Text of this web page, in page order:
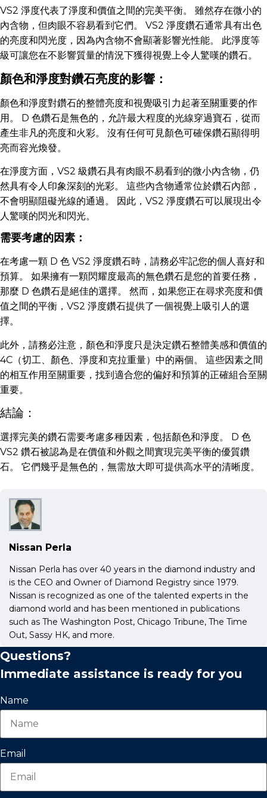
VS2 淨度代表了淨度和價值之間的完美平衡。 雖然存在微小的
內含物，但肉眼不容易看到它們。 VS2 淨度鑽石通常具有出色
的亮度和閃光度，因為內含物不會顯著影響光性能。 此淨度等
級可讓您在不影響質量的情況下獲得視覺上令人驚嘆的鑽石。
顏色和淨度對鑽石亮度的影響：
顏色和淨度對鑽石的整體亮度和視覺吸引力起著至關重要的作
用。 D 色鑽石是無色的，允許最大程度的光線穿過寶石，從而
產生非凡的亮度和火彩。 沒有任何可見顏色可確保鑽石顯得明
亮而容光煥發。
在淨度方面，VS2 級鑽石具有肉眼不易看到的微小內含物，仍
然具有令人印象深刻的光彩。 這些內含物通常位於鑽石內部，
不會明顯阻礙光線的通過。 因此，VS2 淨度鑽石可以展現出令
人驚嘆的閃光和閃光。
需要考慮的因素：
在考慮一顆 D 色 VS2 淨度鑽石時，請務必牢記您的個人喜好和
預算。 如果擁有一顆閃耀度最高的無色鑽石是您的首要任務，
那麼 D 色鑽石是絕佳的選擇。 然而，如果您正在尋求亮度和價
值之間的平衡，VS2 淨度鑽石提供了一個視覺上吸引人的選
擇。
此外，請務必注意，顏色和淨度只是決定鑽石整體美感和價值的
4C（切工、顏色、淨度和克拉重量）中的兩個。 這些因素之間
的相互作用至關重要，找到適合您的偏好和預算的正確組合至關
重要。
結論：
選擇完美的鑽石需要考慮多種因素，包括顏色和淨度。 D 色
VS2 鑽石被認為是在價值和外觀之間實現完美平衡的優質鑽
石。 它們幾乎是無色的，無需放大即可提供高水平的清晰度。
Nissan Perla
Nissan Perla has over 40 years in the diamond industry and
is the CEO and Owner of Diamond Registry since 1979.
Nissan is recognized as one of the talented experts in the
diamond world and has been mentioned in publications
such as The Washington Post, Chicago Tribune, The Time
Out, Sassy HK, and more.
Questions?
Immediate assistance is ready for you
Name
Email